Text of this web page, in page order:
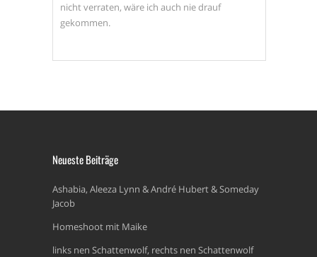
nicht verraten, wäre ich auch nie drauf
gekommen.
Neueste Beiträge
Ashabia, Aleeza Lynn & André Hubert & Someday
Jacob
Homeshoot mit Maike
links nen Schattenwolf, rechts nen Schattenwolf